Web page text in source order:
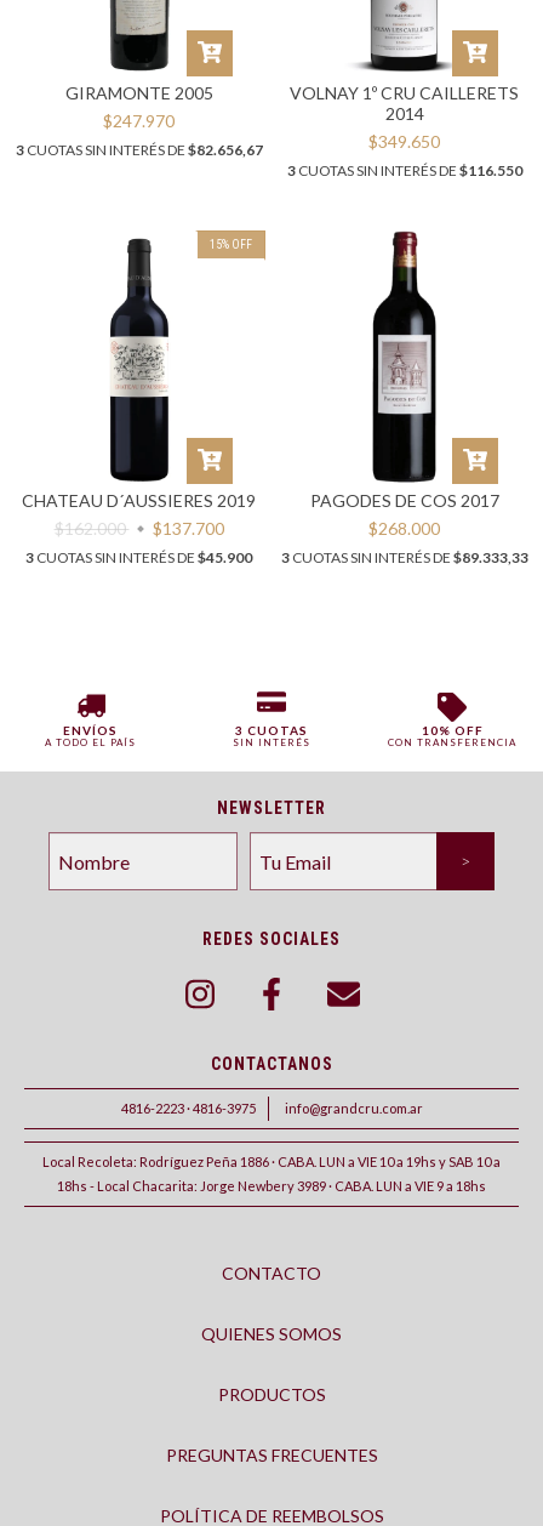
GIRAMONTE 2005
$247.970
3CUOTAS SIN INTERÉS DE $82.656,67
VOLNAY 1º CRU CAILLERETS
2014
$349.650
3CUOTAS SIN INTERÉS DE $116.550
15% OFF
CHATEAU D´AUSSIERES 2019
$162.000
$137.700
3 CUOTAS SIN INTERÉS DE $45.900
PAGODES DE COS 2017
$268.000
3CUOTAS SIN INTERÉS DE $89.333,33
ENVÍOS
A TODO EL PAÍS
3 CUOTAS
SIN INTERÉS
10% OFF
CON TRANSFERENCIA
NEWSLETTER
REDES SOCIALES
CONTACTANOS
4816-2223 · 4816-3975 info@grandcru.com.ar
Local Recoleta: Rodríguez Peña 1886 · CABA. LUN a VIE 10 a 19hs y SAB 10 a
18hs - Local Chacarita: Jorge Newbery 3989 · CABA. LUN a VIE 9 a 18hs
CONTACTO
QUIENES SOMOS
PRODUCTOS
PREGUNTAS FRECUENTES
POLÍTICA DE REEMBOLSOS